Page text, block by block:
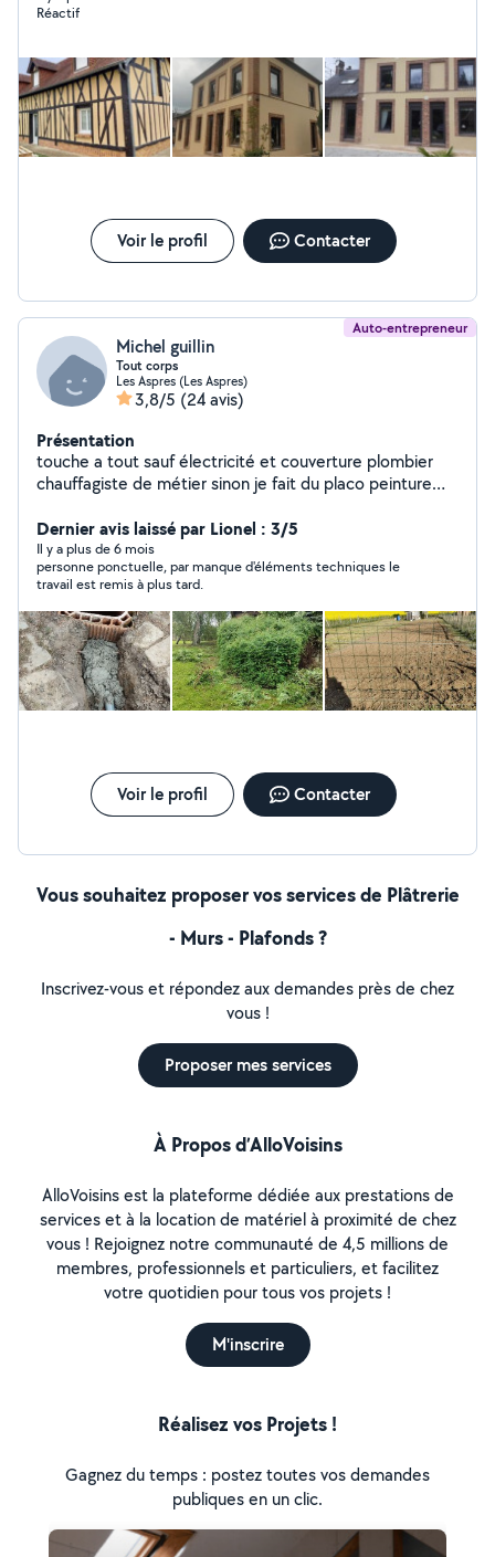
Réactif
Voir le profil Contacter
Auto-entrepreneur
Michel guillin
Tout corps
Les Aspres (Les Aspres)
3,8/5 (24 avis)
Présentation
touche a tout sauf électricité et couverture plombier
chauffagiste de métier sinon je fait du placo peinture
Dernier avis laissé par Lionel : 3/5
Il y a plus de 6 mois
personne ponctuelle, par manque d'éléments techniques le
travail est remis à plus tard.
Voir le profil Contacter
Vous souhaitez proposer vos services de Plâtrerie
- Murs - Plafonds ?
Inscrivez-vous et répondez aux demandes près de chez
vous !
Proposer mes services
À Propos d’AlloVoisins
AlloVoisins est la plateforme dédiée aux prestations de
services et à la location de matériel à proximité de chez
vous ! Rejoignez notre communauté de 4,5 millions de
membres, professionnels et particuliers, et facilitez
votre quotidien pour tous vos projets !
M'inscrire
Réalisez vos Projets !
Gagnez du temps : postez toutes vos demandes
publiques en un clic.